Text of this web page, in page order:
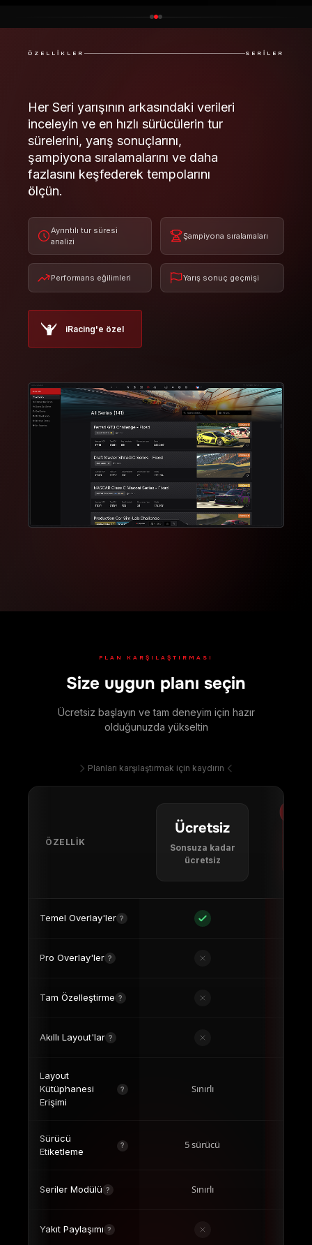
ÖZELLIKLER SERILER
Her Seri yarışının arkasındaki verileri
inceleyin ve en hızlı sürücülerin tur
sürelerini, yarış sonuçlarını,
şampiyona sıralamalarını ve daha
fazlasını keşfederek tempolarını
ölçün.
Ayrıntılı tur süresi
analizi
Şampiyona sıralamaları
Performans eğilimleri Yarış sonuç geçmişi
iRacing'e özel
PLAN KARŞILAŞTIRMASI
Size uygun planı seçin
Ücretsiz başlayın ve tam deneyim için hazır
olduğunuzda yükseltin
Planları karşılaştırmak için kaydırın
ÖZELLIK
Ücretsiz
Sonsuza kadar
ücretsiz
Temel Overlay'ler ?
Pro Overlay'ler ?
Tam Özelleştirme ?
Akıllı Layout'lar ?
Layout
Kütüphanesi
Erişimi
? Sınırlı
Sürücü
Etiketleme
? 5 sürücü
Seriler Modülü ? Sınırlı
Yakıt Paylaşımı ?